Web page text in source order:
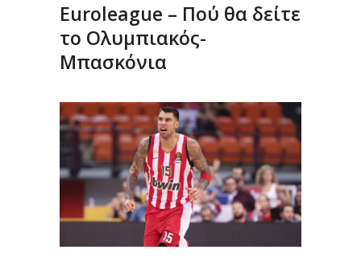
Euroleague – Πού θα δείτε
το Ολυμπιακός-
Μπασκόνια